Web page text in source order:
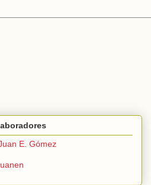
E. Gómez